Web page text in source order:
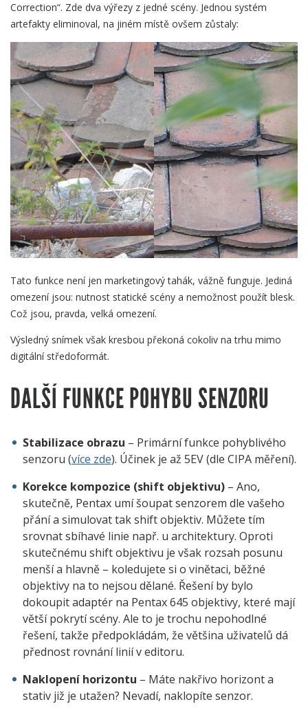
Correction“. Zde dva výřezy z jedné scény. Jednou systém
artefakty eliminoval, na jiném místě ovšem zůstaly:
Tato funkce není jen marketingový tahák, vážně funguje. Jediná
omezení jsou: nutnost statické scény a nemožnost použít blesk.
Což jsou, pravda, velká omezení.
Výsledný snímek však kresbou překoná cokoliv na trhu mimo
digitální středoformát.
DALŠÍ FUNKCE POHYBU SENZORU
Stabilizace obrazu – Primární funkce pohyblivého
senzoru (více zde). Účinek je až 5EV (dle CIPA měření).
Korekce kompozice (shift objektivu) – Ano,
skutečně, Pentax umí šoupat senzorem dle vašeho
přání a simulovat tak shift objektiv. Můžete tím
srovnat sbíhavé linie např. u architektury. Oproti
skutečnému shift objektivu je však rozsah posunu
menší a hlavně – koledujete si o vinětaci, běžné
objektivy na to nejsou dělané. Řešení by bylo
dokoupit adaptér na Pentax 645 objektivy, které mají
větší pokrytí scény. Ale to je trochu nepohodlné
řešení, takže předpokládám, že většina uživatelů dá
přednost rovnání linií v editoru.
Naklopení horizontu – Máte nakřivo horizont a
stativ již je utažen? Nevadí, naklopíte senzor.